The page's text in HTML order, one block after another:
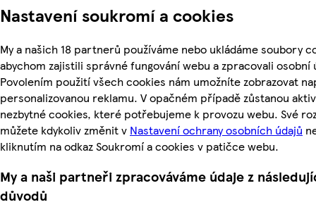
Nastavení soukromí a cookies
My a našich 18 partnerů používáme nebo ukládáme soubory
abychom zajistili správné fungování webu a zpracovali osobní
Povolením použití všech cookies nám umožníte zobrazovat
personalizovanou reklamu. V opačném případě zůstanou
nezbytné cookies, které potřebujeme k provozu webu. Své
můžete kdykoliv změnit v Nastavení ochrany osobních údajů
kliknutím na odkaz Soukromí a cookies v patičce webu.
My a naši partneři zpracováváme údaje z
důvodů